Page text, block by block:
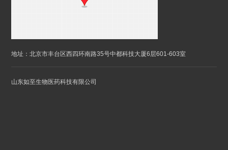
地址：北京市丰台区西四环南路35号中都科技大厦6层601-603室
山东如至生物医药科技有限公司